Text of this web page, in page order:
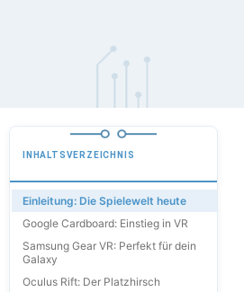
INHALTSVERZEICHNIS
Einleitung: Die Spielewelt heute
Google Cardboard: Einstieg in VR
Samsung Gear VR: Perfekt für dein
Galaxy
Oculus Rift: Der Platzhirsch